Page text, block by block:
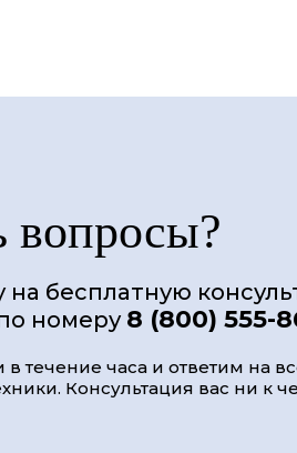
вопросы?
на бесплатную
номеру 8 (800) 555-
течение часа и ответим на
Консультация вас ни к